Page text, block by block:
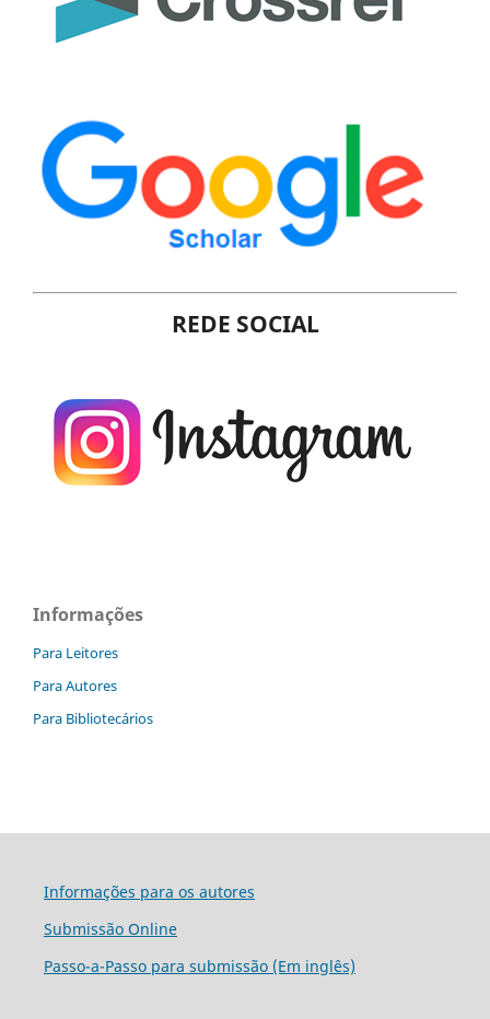
REDE SOCIAL
Informações
Para Leitores
Para Autores
Para Bibliotecários
Informações para os autores
Submissão Online
Passo-a-Passo para submissão (Em inglês)